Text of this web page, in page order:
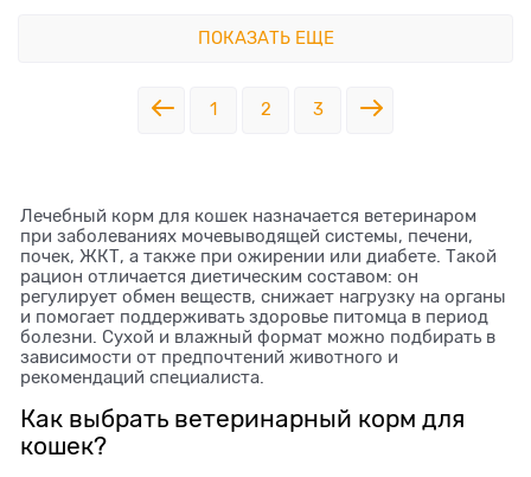
ПОКАЗАТЬ ЕЩЕ
1 2 3
Лечебный корм для кошек назначается ветеринаром
при заболеваниях мочевыводящей системы, печени,
почек, ЖКТ, а также при ожирении или диабете. Такой
рацион отличается диетическим составом: он
регулирует обмен веществ, снижает нагрузку на органы
и помогает поддерживать здоровье питомца в период
болезни. Сухой и влажный формат можно подбирать в
зависимости от предпочтений животного и
рекомендаций специалиста.
Как выбрать ветеринарный корм для
кошек?